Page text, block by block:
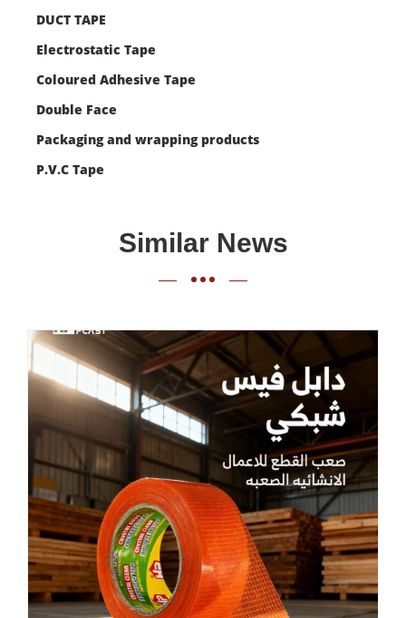
DUCT TAPE
Electrostatic Tape
Coloured Adhesive Tape
Double Face
Packaging and wrapping products
P.V.C Tape
Similar News